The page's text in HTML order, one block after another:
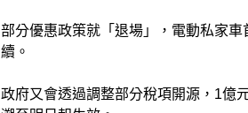
部分優惠政策就「退場」，電動私家
續。
政府又會透過調整部分稅項開源，1億